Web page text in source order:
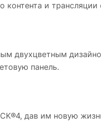
контента и
двухцветным
панель.
дав им новую